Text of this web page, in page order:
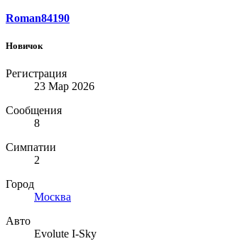
Roman84190
Новичок
Регистрация
23 Мар 2026
Сообщения
8
Симпатии
2
Город
Москва
Авто
Evolute I-Sky